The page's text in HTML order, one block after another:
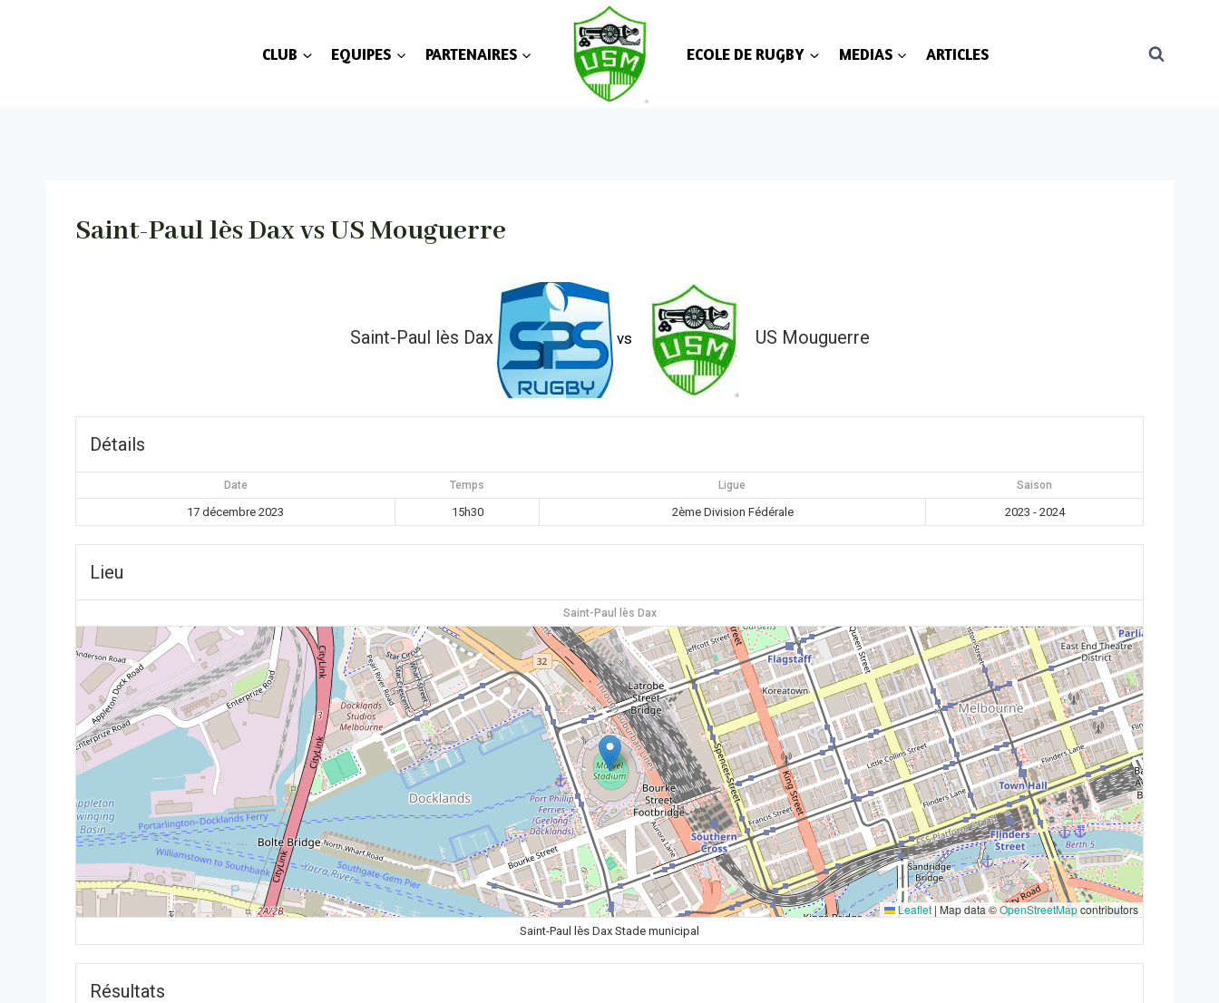
CLUB EQUIPES PARTENAIRES ECOLE DE RUGBY MEDIAS ARTICLES
Saint-Paul lès Dax vs US Mouguerre
Saint-Paul lès Dax vs US Mouguerre
Détails
Date Temps Ligue Saison
17 décembre 2023 15h30 2ème Division Fédérale 2023 - 2024
Lieu
Saint-Paul lès Dax
Leaflet | Map data ©OpenStreetMapcontributors
Saint-Paul lès Dax Stade municipal
Résultats